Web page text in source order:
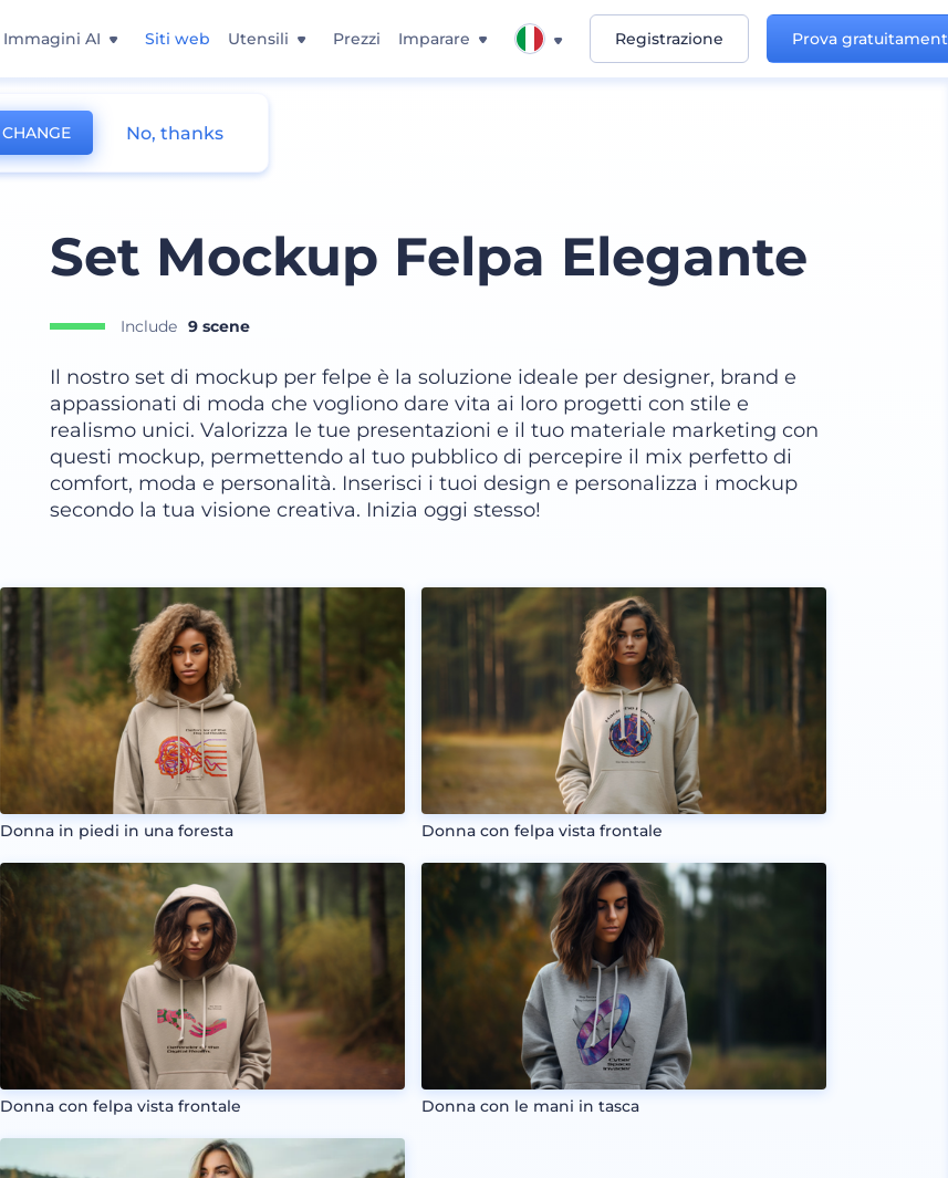
Immagini AI Siti web Utensili Prezzi Imparare Registrazione Prova
Set Mockup Felpa Elegante
Include 9 scene
Il nostro set di mockup per felpe è la soluzione ideale per designer, brand e
appassionati di moda che vogliono dare vita ai loro progetti con stile e
realismo unici. Valorizza le tue presentazioni e il tuo materiale marketing con
questi mockup, permettendo al tuo pubblico di percepire il mix perfetto di
comfort, moda e personalità. Inserisci i tuoi design e personalizza i mockup
secondo la tua visione creativa. Inizia oggi stesso!
Donna in piedi in una foresta
Donna con felpa vista frontale
Donna con felpa vista frontale
Donna con le mani in tasca
CHANGE No, thanks